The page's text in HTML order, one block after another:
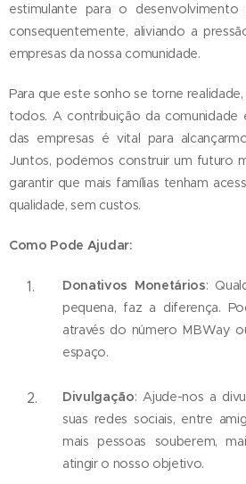
estimulante para o desenvolvimento
consequentemente, aliviando a
empresas da nossa comunidade.
Para que este sonho se torne
todos. A contribuição da comunidade
das empresas é vital para
Juntos, podemos construir um futuro
garantir que mais famílias tenham
qualidade, sem custos.
Como Pode Ajudar:
Donativos Monetários:
pequena, faz a diferença.
através do número MBWay
espaço.
Divulgação: Ajude-nos a
suas redes sociais, entre
mais pessoas souberem,
atingir o nosso objetivo.